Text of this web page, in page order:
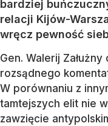
bardziej
relacji Kijów-
wręcz pewność
Gen. Walerij
rozsądnego
W porównaniu z
tamtejszych elit nie
zawzięcie